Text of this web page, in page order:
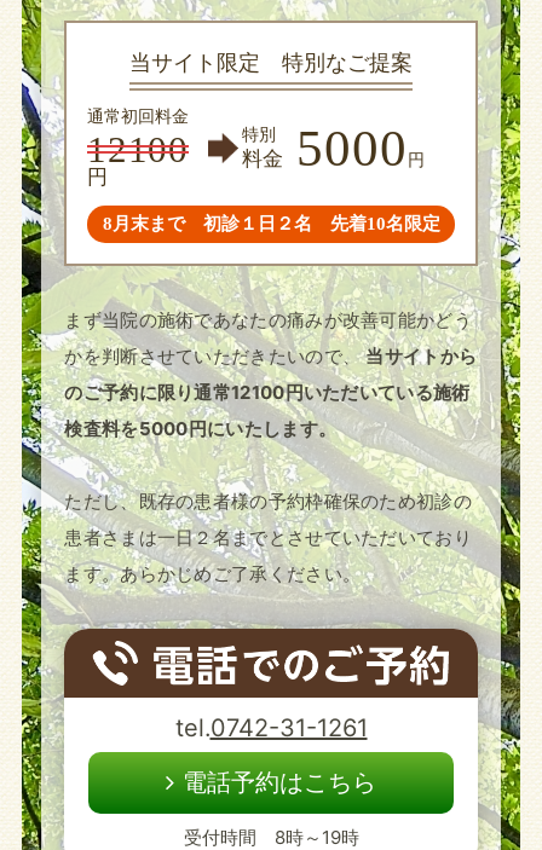
当サイト限定 特別なご提案
通常初回料金
12100
円
特別
料金 5000 円
8月末まで 初診１日２名 先着10名限定
まず当院の施術であなたの痛みが改善可能かどう
かを判断させていただきたいので、当サイトから
のご予約に限り通常12100円いただいている施術
検査料を5000円にいたします。
ただし、既存の患者様の予約枠確保のため初診の
患者さまは一日２名までとさせていただいており
ます。あらかじめご了承ください。
tel.0742-31-1261
電話予約はこちら
受付時間 8時～19時